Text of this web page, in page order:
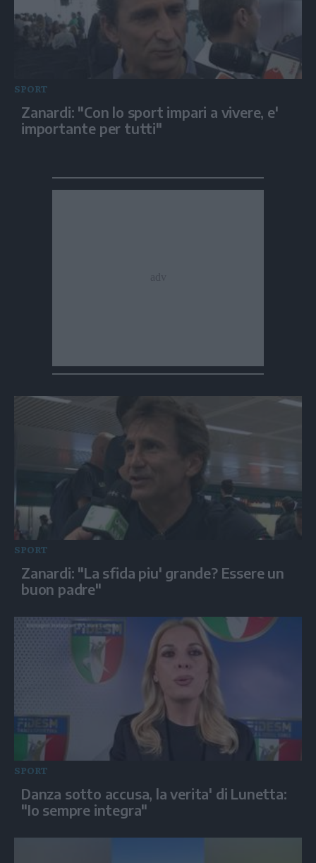
SPORT
Zanardi: "Con lo sport impari a vivere, e'
importante per tutti"
SPORT
Zanardi: "La sfida piu' grande? Essere un
buon padre"
SPORT
Danza sotto accusa, la verita' di Lunetta:
"Io sempre integra"